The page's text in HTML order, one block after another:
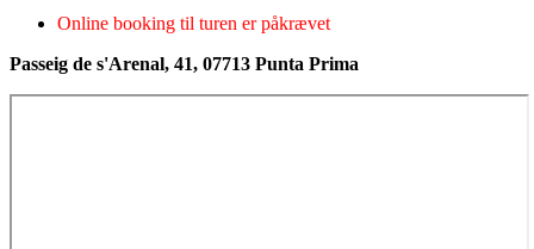
Online booking til turen er påkrævet
Passeig de s'Arenal, 41, 07713 Punta Prima